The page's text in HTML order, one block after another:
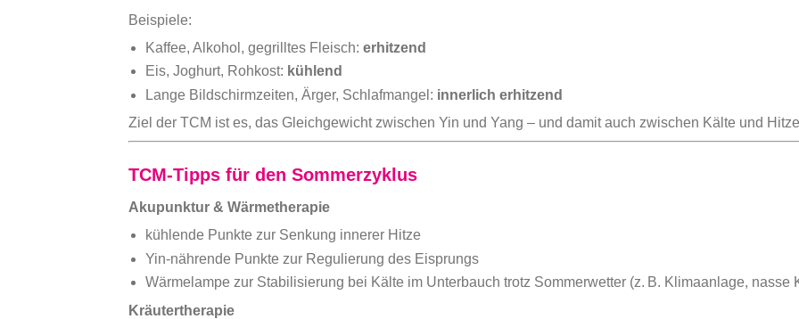
Beispiele:
Kaffee, Alkohol, gegrilltes Fleisch:erhitzend
Eis, Joghurt, Rohkost: kühlend
Lange Bildschirmzeiten, Ärger, Schlafmangel: innerlich erhitzend
Ziel der TCM ist es, das Gleichgewicht zwischen Yin und Yang – und damit auch zwischen Kälte und
TCM-Tipps für den Sommerzyklus
Akupunktur & Wärmetherapie
kühlende Punkte zur Senkung innerer Hitze
Yin-nährende Punkte zur Regulierung des Eisprungs
Wärmelampe zur Stabilisierung bei Kälte im Unterbauch trotz Sommerwetter (z. B. Klimaanlage, nasse
Kräutertherapie